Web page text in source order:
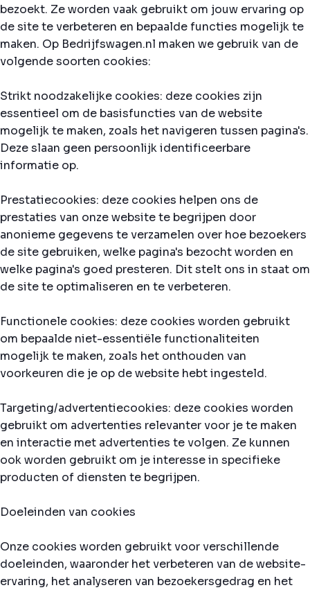
bezoekt. Ze worden vaak gebruikt om jouw ervaring op
de site te verbeteren en bepaalde functies mogelijk te
maken. Op Bedrijfswagen.nl maken we gebruik van de
volgende soorten cookies:
Strikt noodzakelijke cookies: deze cookies zijn
essentieel om de basisfuncties van de website
mogelijk te maken, zoals het navigeren tussen pagina's.
Deze slaan geen persoonlijk identificeerbare
informatie op.
Prestatiecookies: deze cookies helpen ons de
prestaties van onze website te begrijpen door
anonieme gegevens te verzamelen over hoe bezoekers
de site gebruiken, welke pagina's bezocht worden en
welke pagina's goed presteren. Dit stelt ons in staat om
de site te optimaliseren en te verbeteren.
Functionele cookies: deze cookies worden gebruikt
om bepaalde niet-essentiële functionaliteiten
mogelijk te maken, zoals het onthouden van
voorkeuren die je op de website hebt ingesteld.
Targeting/advertentiecookies: deze cookies worden
gebruikt om advertenties relevanter voor je te maken
en interactie met advertenties te volgen. Ze kunnen
ook worden gebruikt om je interesse in specifieke
producten of diensten te begrijpen.
Doeleinden van cookies
Onze cookies worden gebruikt voor verschillende
doeleinden, waaronder het verbeteren van de website-
ervaring, het analyseren van bezoekersgedrag en het